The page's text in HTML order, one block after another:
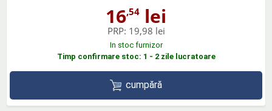
16,54 lei
PRP: 19,98 lei
In stoc furnizor
Timp confirmare stoc: 1 - 2 zile lucratoare
cumpără